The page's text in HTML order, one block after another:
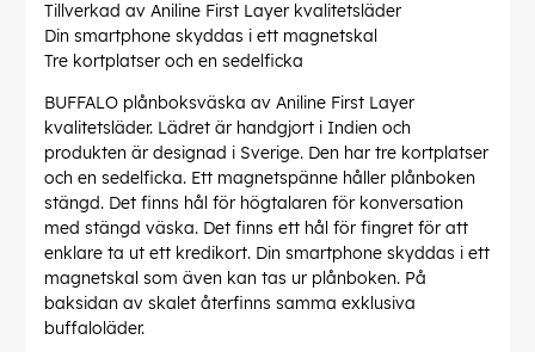
Tillverkad av Aniline First Layer kvalitetsläder
Din smartphone skyddas i ett magnetskal
Tre kortplatser och en sedelficka
BUFFALO plånboksväska av Aniline First Layer
kvalitetsläder. Lädret är handgjort i Indien och
produkten är designad i Sverige. Den har tre kortplatser
och en sedelficka. Ett magnetspänne håller plånboken
stängd. Det finns hål för högtalaren för konversation
med stängd väska. Det finns ett hål för fingret för att
enklare ta ut ett kredikort. Din smartphone skyddas i ett
magnetskal som även kan tas ur plånboken. På
baksidan av skalet återfinns samma exklusiva
buffaloläder.